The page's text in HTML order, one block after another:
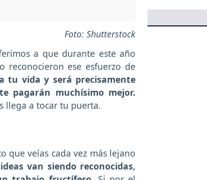
Foto: Shutterstock
a que durante este año
reconocieron ese esfuerzo de
tu vida y será precisamente
pagarán muchísimo mejor.
llega a tocar tu puerta.
que veías cada vez más lejano
van siendo reconocidas,